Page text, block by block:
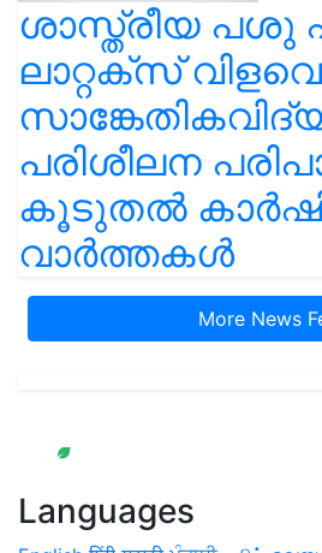
ശാസ്ത്രീയ പശു
ലാറ്റക്സ്
പരിശീലന
കൂടുതൽ
വാർത്തകൾ
More News
Languages